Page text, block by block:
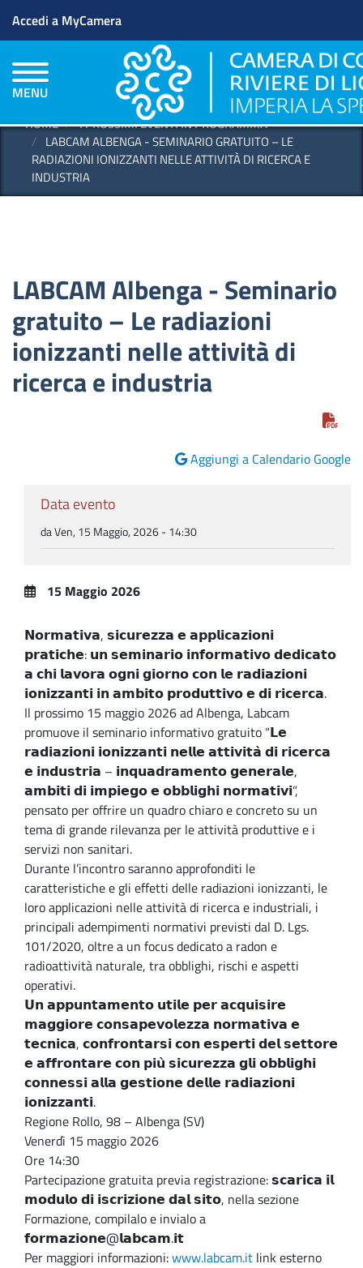
contenuto
principale
Menu profilo utente
Accedi a MyCamera
MENU
HOME
I PROSSIMI EVENTI IN PROGRAMMA
LABCAM ALBENGA - SEMINARIO GRATUITO – LE
RADIAZIONI IONIZZANTI NELLE ATTIVITÀ DI RICERCA E
INDUSTRIA
LABCAM Albenga - Seminario
gratuito – Le radiazioni
ionizzanti nelle attività di
ricerca e industria
Aggiungi a Calendario Google
Data evento
da Ven, 15 Maggio, 2026 - 14:30
15 Maggio 2026
𝗡𝗼𝗿𝗺𝗮𝘁𝗶𝘃𝗮, 𝘀𝗶𝗰𝘂𝗿𝗲𝘇𝘇𝗮 𝗲 𝗮𝗽𝗽𝗹𝗶𝗰𝗮𝘇𝗶𝗼𝗻𝗶
𝗽𝗿𝗮𝘁𝗶𝗰𝗵𝗲: 𝘂𝗻 𝘀𝗲𝗺𝗶𝗻𝗮𝗿𝗶𝗼 𝗶𝗻𝗳𝗼𝗿𝗺𝗮𝘁𝗶𝘃𝗼 𝗱𝗲𝗱𝗶𝗰𝗮𝘁𝗼
𝗮 𝗰𝗵𝗶 𝗹𝗮𝘃𝗼𝗿𝗮 𝗼𝗴𝗻𝗶 𝗴𝗶𝗼𝗿𝗻𝗼 𝗰𝗼𝗻 𝗹𝗲 𝗿𝗮𝗱𝗶𝗮𝘇𝗶𝗼𝗻𝗶
𝗶𝗼𝗻𝗶𝘇𝘇𝗮𝗻𝘁𝗶 𝗶𝗻 𝗮𝗺𝗯𝗶𝘁𝗼 𝗽𝗿𝗼𝗱𝘂𝘁𝘁𝗶𝘃𝗼 𝗲 𝗱𝗶 𝗿𝗶𝗰𝗲𝗿𝗰𝗮.
Il prossimo 15 maggio 2026 ad Albenga, Labcam
promuove il seminario informativo gratuito “𝗟𝗲
𝗿𝗮𝗱𝗶𝗮𝘇𝗶𝗼𝗻𝗶 𝗶𝗼𝗻𝗶𝘇𝘇𝗮𝗻𝘁𝗶 𝗻𝗲𝗹𝗹𝗲 𝗮𝘁𝘁𝗶𝘃𝗶𝘁𝗮̀ 𝗱𝗶 𝗿𝗶𝗰𝗲𝗿𝗰𝗮
𝗲 𝗶𝗻𝗱𝘂𝘀𝘁𝗿𝗶𝗮 – 𝗶𝗻𝗾𝘂𝗮𝗱𝗿𝗮𝗺𝗲𝗻𝘁𝗼 𝗴𝗲𝗻𝗲𝗿𝗮𝗹𝗲,
𝗮𝗺𝗯𝗶𝘁𝗶 𝗱𝗶 𝗶𝗺𝗽𝗶𝗲𝗴𝗼 𝗲 𝗼𝗯𝗯𝗹𝗶𝗴𝗵𝗶 𝗻𝗼𝗿𝗺𝗮𝘁𝗶𝘃𝗶”,
pensato per offrire un quadro chiaro e concreto su un
tema di grande rilevanza per le attività produttive e i
servizi non sanitari.
Durante l’incontro saranno approfonditi le
caratteristiche e gli effetti delle radiazioni ionizzanti, le
loro applicazioni nelle attività di ricerca e industriali, i
principali adempimenti normativi previsti dal D. Lgs.
101/2020, oltre a un focus dedicato a radon e
radioattività naturale, tra obblighi, rischi e aspetti
operativi.
𝗨𝗻 𝗮𝗽𝗽𝘂𝗻𝘁𝗮𝗺𝗲𝗻𝘁𝗼 𝘂𝘁𝗶𝗹𝗲 𝗽𝗲𝗿 𝗮𝗰𝗾𝘂𝗶𝘀𝗶𝗿𝗲
𝗺𝗮𝗴𝗴𝗶𝗼𝗿𝗲 𝗰𝗼𝗻𝘀𝗮𝗽𝗲𝘃𝗼𝗹𝗲𝘇𝘇𝗮 𝗻𝗼𝗿𝗺𝗮𝘁𝗶𝘃𝗮 𝗲
𝘁𝗲𝗰𝗻𝗶𝗰𝗮, 𝗰𝗼𝗻𝗳𝗿𝗼𝗻𝘁𝗮𝗿𝘀𝗶 𝗰𝗼𝗻 𝗲𝘀𝗽𝗲𝗿𝘁𝗶 𝗱𝗲𝗹 𝘀𝗲𝘁𝘁𝗼𝗿𝗲
𝗲 𝗮𝗳𝗳𝗿𝗼𝗻𝘁𝗮𝗿𝗲 𝗰𝗼𝗻 𝗽𝗶𝘂̀ 𝘀𝗶𝗰𝘂𝗿𝗲𝘇𝘇𝗮 𝗴𝗹𝗶 𝗼𝗯𝗯𝗹𝗶𝗴𝗵𝗶
𝗰𝗼𝗻𝗻𝗲𝘀𝘀𝗶 𝗮𝗹𝗹𝗮 𝗴𝗲𝘀𝘁𝗶𝗼𝗻𝗲 𝗱𝗲𝗹𝗹𝗲 𝗿𝗮𝗱𝗶𝗮𝘇𝗶𝗼𝗻𝗶
𝗶𝗼𝗻𝗶𝘇𝘇𝗮𝗻𝘁𝗶.
Regione Rollo, 98 – Albenga (SV)
Venerdì 15 maggio 2026
Ore 14:30
Partecipazione gratuita previa registrazione: 𝘀𝗰𝗮𝗿𝗶𝗰𝗮 𝗶𝗹
𝗺𝗼𝗱𝘂𝗹𝗼 𝗱𝗶 𝗶𝘀𝗰𝗿𝗶𝘇𝗶𝗼𝗻𝗲 𝗱𝗮𝗹 𝘀𝗶𝘁𝗼, nella sezione
Formazione, compilalo e invialo a
𝗳𝗼𝗿𝗺𝗮𝘇𝗶𝗼𝗻𝗲@𝗹𝗮𝗯𝗰𝗮𝗺.𝗶𝘁
Per maggiori informazioni:www.labcam.it link esterno